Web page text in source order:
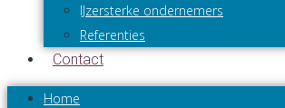
IJzersterke ondernemers
Referenties
Contact
Home